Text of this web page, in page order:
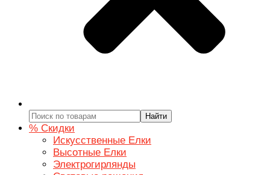
Найти
% Скидки
Искусственные Елки
Высотные Елки
Электрогирлянды